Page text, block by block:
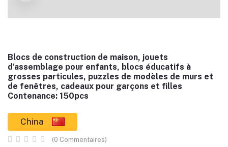
Blocs de construction de maison, jouets
d'assemblage pour enfants, blocs éducatifs à
grosses particules, puzzles de modèles de murs et
de fenêtres, cadeaux pour garçons et filles
Contenance: 150pcs
China
(0 Commentaires)